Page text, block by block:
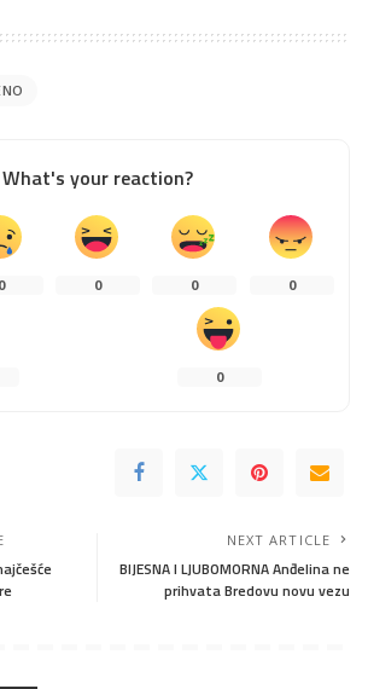
What's your reaction?
0 0 0 0
0
NEXT ARTICLE
BIJESNA I LJUBOMORNA Anđelina ne
prihvata Bredovu novu vezu